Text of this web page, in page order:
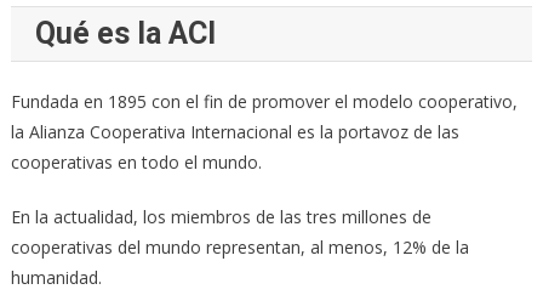
Qué es la ACI
Fundada en 1895 con el fin de promover el modelo cooperativo,
la Alianza Cooperativa Internacional es la portavoz de las
cooperativas en todo el mundo.
En la actualidad, los miembros de las tres millones de
cooperativas del mundo representan, al menos, 12% de la
humanidad.